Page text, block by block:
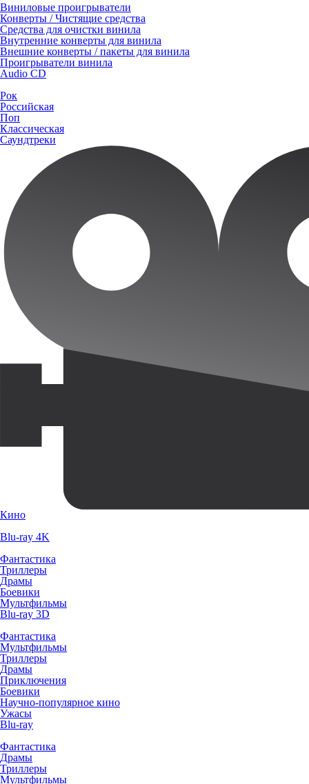
Виниловые проигрыватели
Конверты / Чистящие средства
Средства для очистки винила
Внутренние конверты для винила
Внешние конверты / пакеты для винила
Проигрыватели винила
Audio CD
Рок
Российская
Поп
Классическая
Саундтреки
Кино
Blu-ray 4K
Фантастика
Триллеры
Драмы
Боевики
Мультфильмы
Blu-ray 3D
Фантастика
Мультфильмы
Триллеры
Драмы
Приключения
Боевики
Научно-популярное кино
Ужасы
Blu-ray
Фантастика
Драмы
Триллеры
Мультфильмы